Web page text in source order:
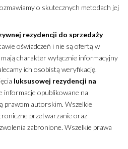
o skutecznych metodach jej
rezydencji do sprzedaży
oświadczeń i nie są ofertą w
charakter wyłącznie informacyjny
ich osobistą weryfikację.
luksusowej rezydencji na
informacje opublikowane na
prawom autorskim. Wszelkie
przetwarzanie oraz
zabronione. Wszelkie prawa